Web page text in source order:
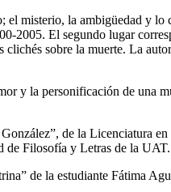
el misterio, la ambigüedad y lo
2005. El segundo lugar
sobre la muerte. La
y la personificación de una
de la Licenciatura
de Filosofía y Letras de la UAT.
de la estudiante Fátima